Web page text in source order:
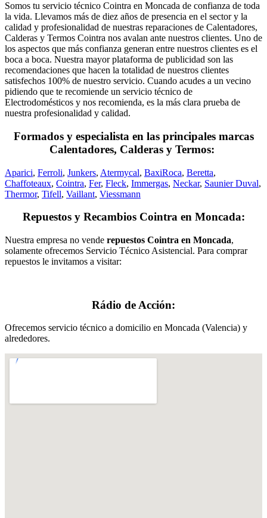
Somos tu servicio técnico Cointra en Moncada de confianza de toda
la vida. Llevamos más de diez años de presencia en el sector y la
calidad y profesionalidad de nuestras reparaciones de Calentadores,
Calderas y Termos Cointra nos avalan ante nuestros clientes. Uno de
los aspectos que más confianza generan entre nuestros clientes es el
boca a boca. Nuestra mayor plataforma de publicidad son las
recomendaciones que hacen la totalidad de nuestros clientes
satisfechos 100% de nuestro servicio. Cuando acudes a un vecino
pidiendo que te recomiende un servicio técnico de
Electrodomésticos y nos recomienda, es la más clara prueba de
nuestra profesionalidad y calidad.
Formados y especialista en las principales marcas
Calentadores, Calderas y Termos:
Aparici, Ferroli, Junkers, Atermycal, BaxiRoca, Beretta,
Chaffoteaux, Cointra, Fer, Fleck, Immergas, Neckar, Saunier Duval,
Thermor, Tifell, Vaillant, Viessmann
Repuestos y Recambios Cointra en Moncada:
Nuestra empresa no vende repuestos Cointra en Moncada,
solamente ofrecemos Servicio Técnico Asistencial. Para comprar
repuestos le invitamos a visitar:
Rádio de Acción:
Ofrecemos servicio técnico a domicilio en Moncada (Valencia) y
alrededores.